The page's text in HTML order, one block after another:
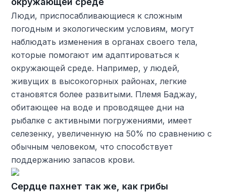
Люди, приспосабливающиеся к сложным
погодным и экологическим условиям, могут
наблюдать изменения в органах своего тела,
которые помогают им адаптироваться к
окружающей среде. Например, у людей,
живущих в высокогорных районах, легкие
становятся более развитыми. Племя Баджау,
обитающее на воде и проводящее дни на
рыбалке с активными погружениями, имеет
селезенку, увеличенную на 50% по сравнению с
обычным человеком, что способствует
поддержанию запасов крови.
Сердце пахнет так же, как грибы